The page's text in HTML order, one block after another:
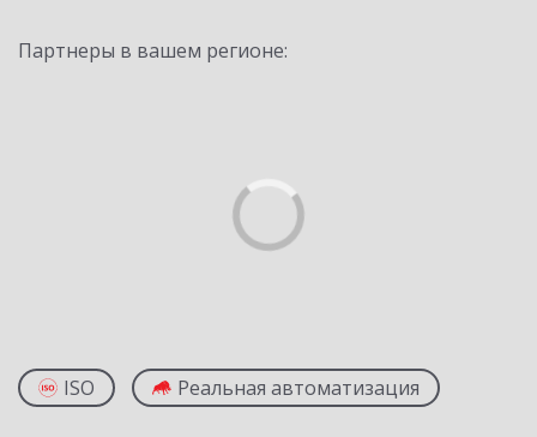
Партнеры в вашем регионе:
ISO Реальная автоматизация